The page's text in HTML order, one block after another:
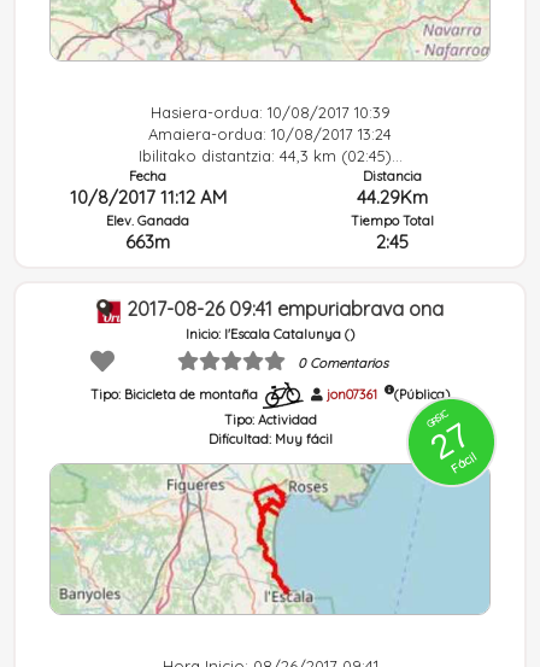
Hasiera-ordua: 10/08/2017 10:39
Amaiera-ordua: 10/08/2017 13:24
Ibilitako distantzia: 44,3 km (02:45)...
Fecha
10/8/2017 11:12 AM
Elev. Ganada
663m
Distancia
44.29Km
Tiempo Total
2:45
2017-08-26 09:41 empuriabrava ona
Inicio: l'Escala Catalunya ()
0 Comentarios
Tipo: Bicicleta de montaña
jon07361
(Pública)
Tipo: Actividad
Dificultad: Muy fácil
GRSIC
27
Fácil